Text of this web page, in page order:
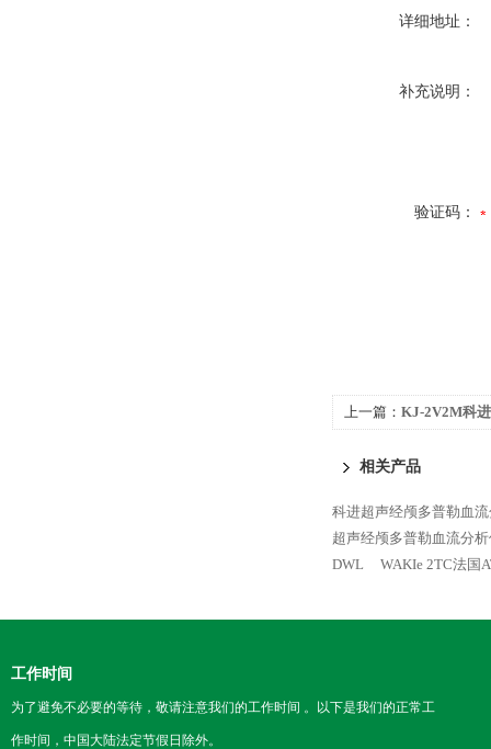
详细地址：
补充说明：
验证码：
上一篇： KJ-2V2M科
相关产品
科进超声经颅多普勒血
超声经颅多普勒血流分
DWL
WAKIe 2TC法国
工作时间
为了避免不必要的等待，敬请注意我们的工作时间 。以下是我们的正常工
作时间，中国大陆法定节假日除外。